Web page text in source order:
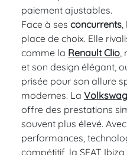
paiement ajustables.
Face à ses concurrents,
place de choix. Elle
comme la Renault Clio,
et son design élégant,
prisée pour son allure
modernes. La
offre des prestations
souvent plus élevé.
performances,
compétitif, la SEAT